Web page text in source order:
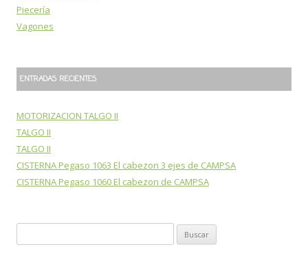
Piecería
Vagones
ENTRADAS RECIENTES
MOTORIZACION TALGO II
TALGO II
TALGO II
CISTERNA Pegaso 1063 El cabezon 3 ejes de CAMPSA
CISTERNA Pegaso 1060 El cabezon de CAMPSA
u